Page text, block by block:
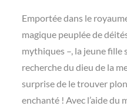
Emportée dans le
magique peuplée de
mythiques –, la jeune fille
recherche du dieu de la
surprise de le trouver
enchanté ! Avec l’aide du